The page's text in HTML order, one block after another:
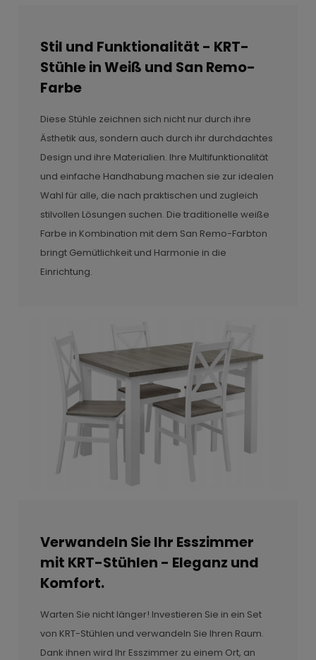
Stil und Funktionalität - KRT-
Stühle in Weiß und San Remo-
Farbe
Diese Stühle zeichnen sich nicht nur durch ihre
Ästhetik aus, sondern auch durch ihr durchdachtes
Design und ihre Materialien. Ihre Multifunktionalität
und einfache Handhabung machen sie zur idealen
Wahl für alle, die nach praktischen und zugleich
stilvollen Lösungen suchen. Die traditionelle weiße
Farbe in Kombination mit dem San Remo-Farbton
bringt Gemütlichkeit und Harmonie in die
Einrichtung.
Verwandeln Sie Ihr Esszimmer
mit KRT-Stühlen - Eleganz und
Komfort.
Warten Sie nicht länger! Investieren Sie in ein Set
von KRT-Stühlen und verwandeln Sie Ihren Raum.
Dank ihnen wird Ihr Esszimmer zu einem Ort, an